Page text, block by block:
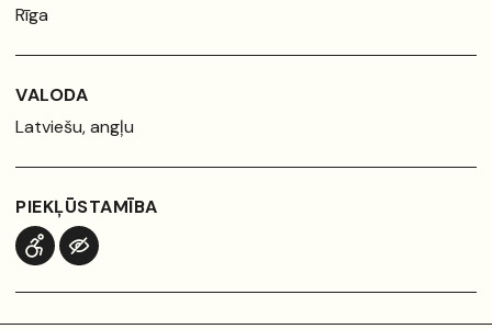
Rīga
VALODA
latviešu, angļu
PIEKĻŪSTAMĪBA